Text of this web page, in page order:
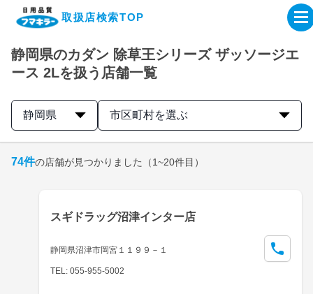
取扱店検索TOP
企業・IR情報サイト
製品情報サイト
取扱店検索はこちら
静岡県のカダン 除草王シリーズ ザッソージエ
ース 2Lを扱う店舗一覧
静岡県 市区町村を選ぶ
74件の店舗が見つかりました （1~20件目）
スギドラッグ沼津インター店
静岡県沼津市岡宮１１９９－１
TEL: 055-955-5002